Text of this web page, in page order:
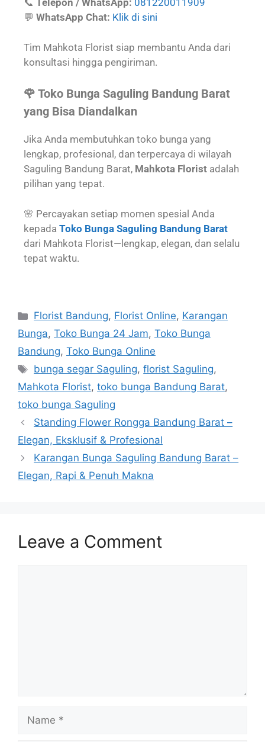
📞 Telepon / WhatsApp: 081220011909
💬 WhatsApp Chat: Klik di sini
Tim Mahkota Florist siap membantu Anda dari
konsultasi hingga pengiriman.
🌹 Toko Bunga Saguling Bandung Barat
yang Bisa Diandalkan
Jika Anda membutuhkan toko bunga yang
lengkap, profesional, dan terpercaya di wilayah
Saguling Bandung Barat, Mahkota Florist adalah
pilihan yang tepat.
🌸 Percayakan setiap momen spesial Anda
kepada Toko Bunga Saguling Bandung Barat
dari Mahkota Florist—lengkap, elegan, dan selalu
tepat waktu.
Florist Bandung, Florist Online, Karangan
Bunga, Toko Bunga 24 Jam, Toko Bunga
Bandung, Toko Bunga Online
bunga segar Saguling,florist Saguling,
Mahkota Florist, toko bunga Bandung Barat,
toko bunga Saguling
Standing Flower Rongga Bandung Barat –
Elegan, Eksklusif & Profesional
Karangan Bunga Saguling Bandung Barat –
Elegan, Rapi & Penuh Makna
Leave a Comment